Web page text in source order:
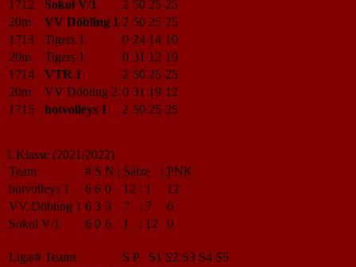
1712
Sokol V/1 2 50 25 25
20m
VV Döbling 1 2 50 25 25
1713
Tigers 1 0 24 14 10
20m
Tigers 1 0 31 12 19
1714
VTR 1 2 50 25 25
20m
VV Döbling 2 0 31 19 12
1715
hotvolleys 1 2 50 25 25
1.Klasse (2021/2022)
Team
# S N | Sätze | PNK
hotvolleys 1
6 6 0 12 : 1
12
VV Döbling 1 6 3 3 7 : 7
6
Sokol V/1
6 0 6 1 : 12 0
Liga/# Teams S P S1 S2 S3 S4 S5